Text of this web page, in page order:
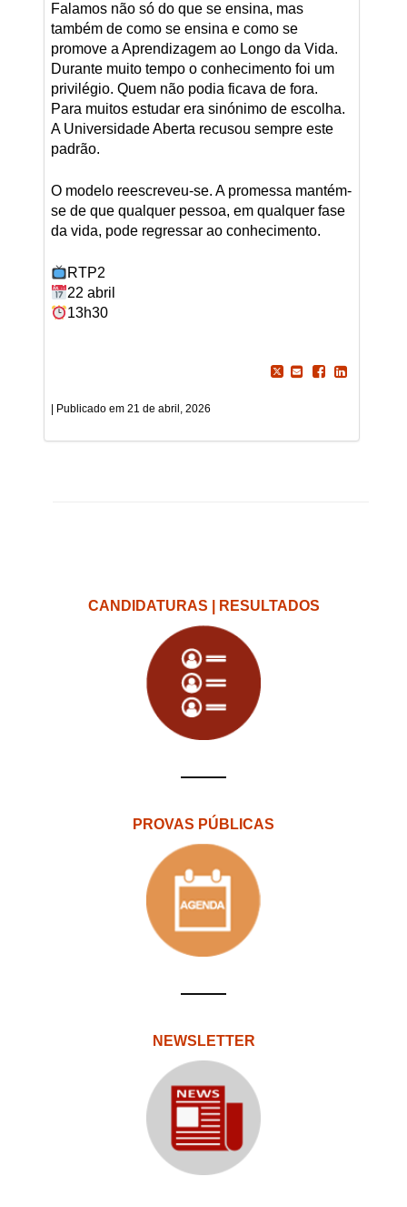
Falamos não só do que se ensina, mas
também de como se ensina e como se
promove a Aprendizagem ao Longo da Vida.
Durante muito tempo o conhecimento foi um
privilégio. Quem não podia ficava de fora.
Para muitos estudar era sinónimo de escolha.
A Universidade Aberta recusou sempre este
padrão.
O modelo reescreveu-se. A promessa mantém-
se de que qualquer pessoa, em qualquer fase
da vida, pode regressar ao conhecimento.
RTP2
22 abril
13h30
21 de abril, 2026
CANDIDATURAS | RESULTADOS
PROVAS PÚBLICAS
NEWSLETTER